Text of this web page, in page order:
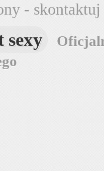
-
sexy